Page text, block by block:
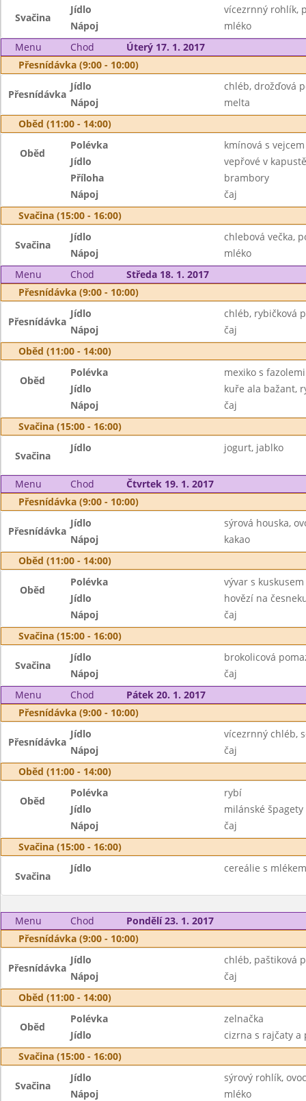
Svačina
Jídlo
vícezrnný rohlík,
Nápoj
mléko
Menu
Chod
Úterý 17. 1. 2017
Přesnídávka (9:00 - 10:00)
Přesnídávka
Jídlo
chléb, drožďová
Nápoj
melta
Oběd (11:00 - 14:00)
Oběd
Polévka
kmínová s vejcem
Jídlo
vepřové v kapustě
Příloha
brambory
Nápoj
čaj
Svačina (15:00 - 16:00)
Svačina
Jídlo
chlebová večka,
Nápoj
mléko
Menu
Chod
Středa 18. 1. 2017
Přesnídávka (9:00 - 10:00)
Přesnídávka
Jídlo
chléb, rybičková
Nápoj
čaj
Oběd (11:00 - 14:00)
Oběd
Polévka
mexiko s fazolemi
Jídlo
kuře ala bažant,
Nápoj
čaj
Svačina (15:00 - 16:00)
Svačina
Jídlo jogurt, jablko
Menu Chod
Čtvrtek 19. 1. 2017
Přesnídávka (9:00 - 10:00)
Přesnídávka
Jídlo
sýrová houska,
Nápoj
kakao
Oběd (11:00 - 14:00)
Oběd
Polévka
vývar s kuskusem
Jídlo
hovězí na
Nápoj
čaj
Svačina (15:00 - 16:00)
Svačina
Jídlo
brokolicová
Nápoj
čaj
Menu
Chod
Pátek 20. 1. 2017
Přesnídávka (9:00 - 10:00)
Přesnídávka
Jídlo
vícezrnný chléb,
Nápoj
čaj
Oběd (11:00 - 14:00)
Oběd
Polévka
rybí
Jídlo
milánské špagety
Nápoj
čaj
Svačina (15:00 - 16:00)
Svačina
Jídlo cereálie s
Menu Chod
Pondělí 23. 1. 2017
Přesnídávka (9:00 - 10:00)
Přesnídávka
Jídlo
chléb, paštiková
Nápoj
čaj
Oběd (11:00 - 14:00)
Oběd
Polévka
zelnačka
Jídlo
cizrna s rajčaty a
Svačina (15:00 - 16:00)
Svačina
Jídlo
sýrový rohlík,
Nápoj
mléko